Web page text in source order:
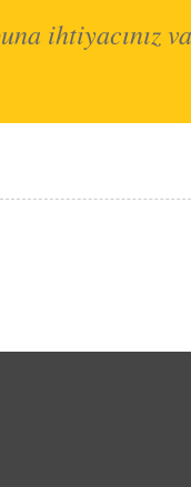
ihtiyacınız